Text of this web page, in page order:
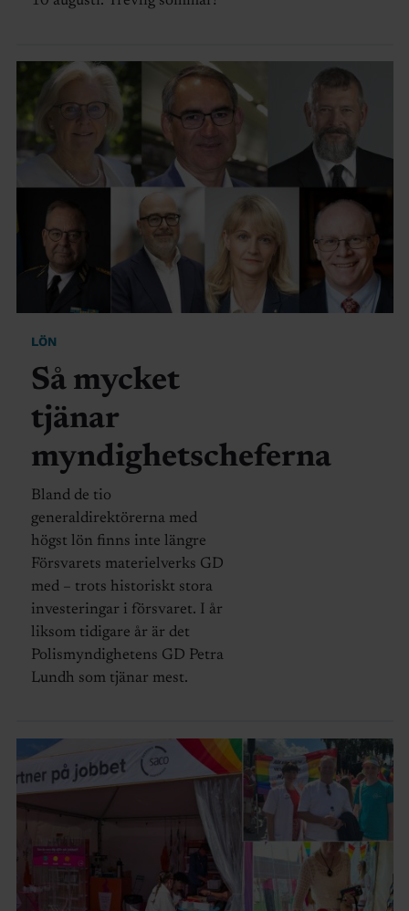
LÖN
Så mycket
tjänar
myndighetscheferna
Bland de tio
generaldirektörerna med
högst lön finns inte längre
Försvarets materielverks GD
med – trots historiskt stora
investeringar i försvaret. I år
liksom tidigare år är det
Polismyndighetens GD Petra
Lundh som tjänar mest.